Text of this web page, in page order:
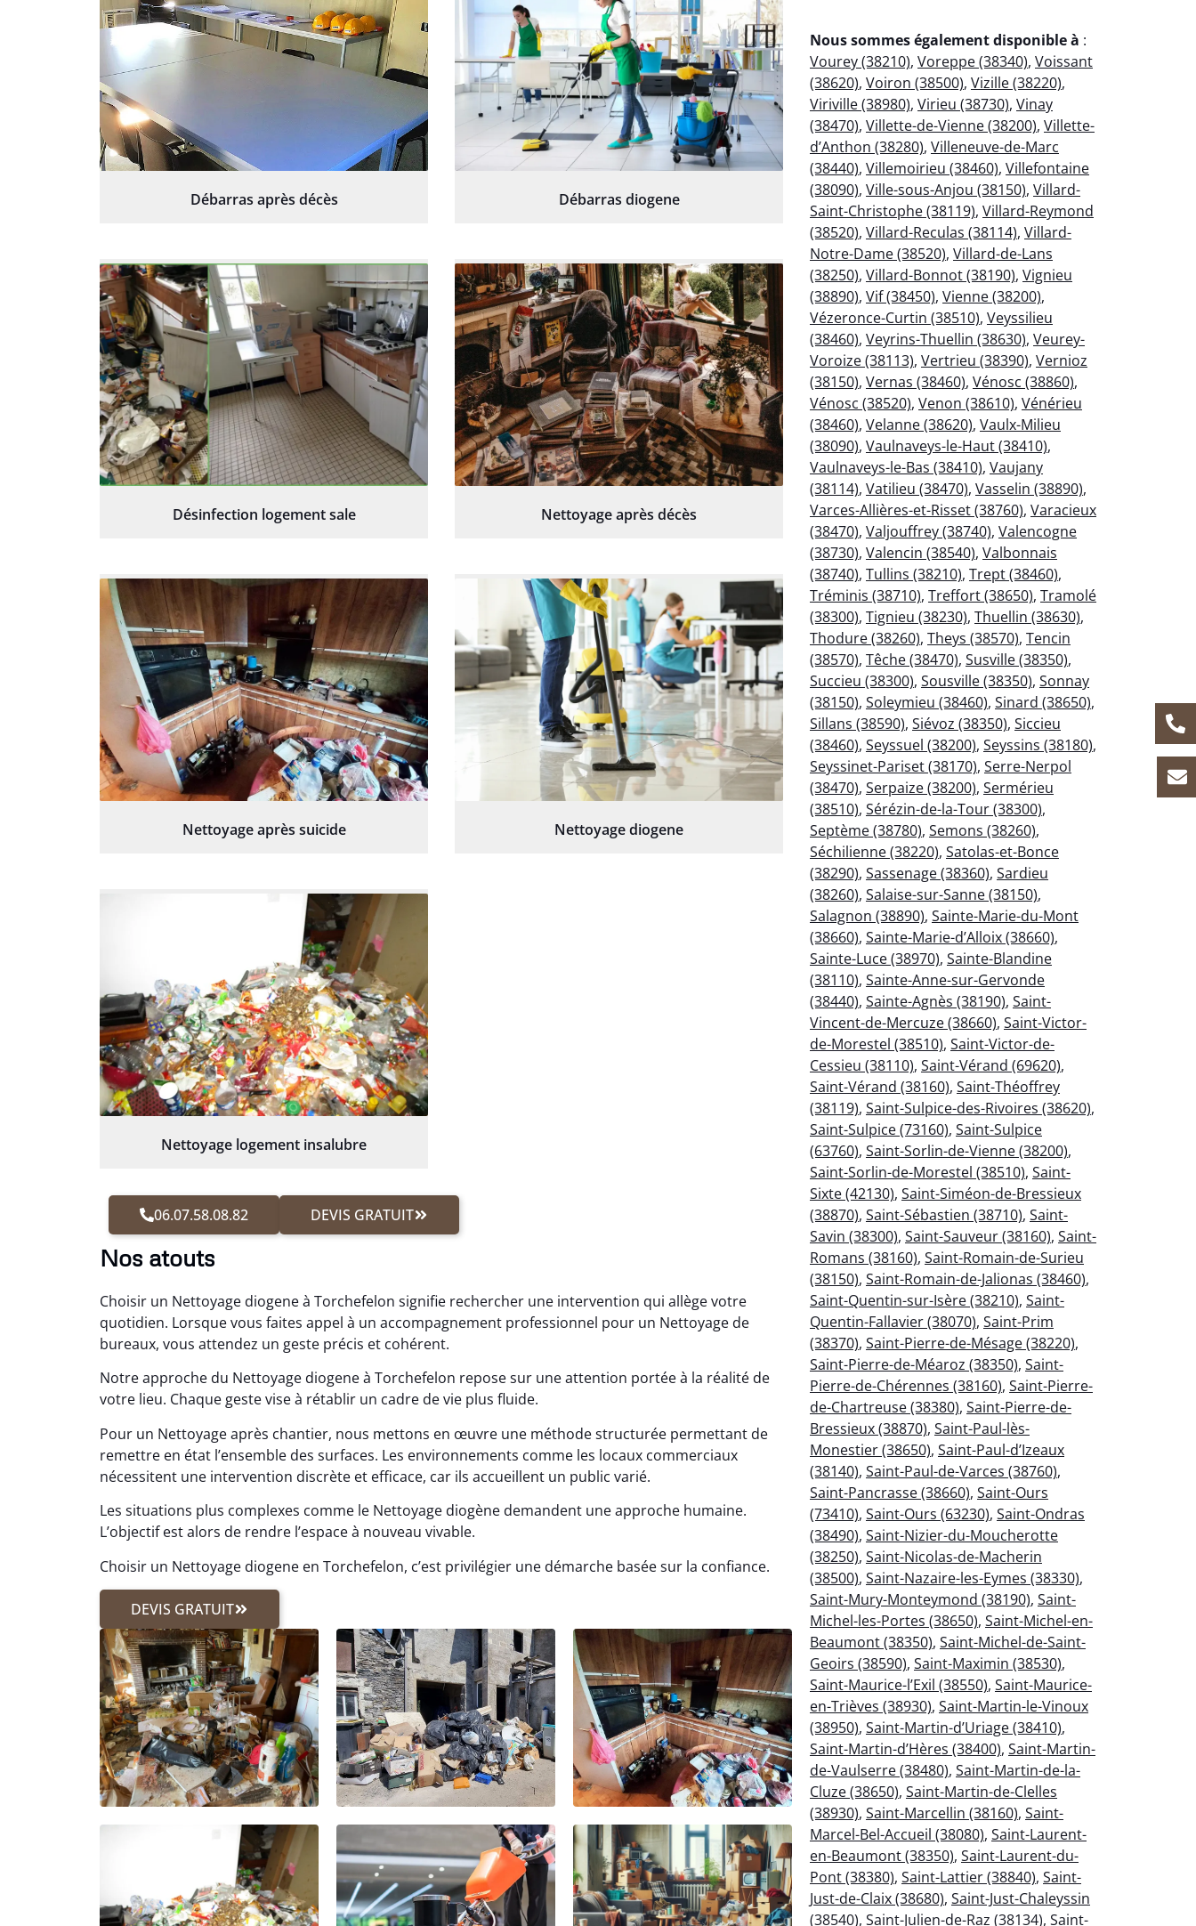
Débarras après décès Débarras diogene
Désinfection logement sale Nettoyage après décès
Nettoyage après suicide Nettoyage diogene
Nettoyage logement insalubre
06.07.58.08.82 DEVIS GRATUIT
Nos atouts
Choisir un Nettoyage diogene à Torchefelon signifie rechercher une intervention qui allège votre
quotidien. Lorsque vous faites appel à un accompagnement professionnel pour un Nettoyage de
bureaux, vous attendez un geste précis et cohérent.
Notre approche du Nettoyage diogene à Torchefelon repose sur une attention portée à la réalité de
votre lieu. Chaque geste vise à rétablir un cadre de vie plus fluide.
Pour un Nettoyage après chantier, nous mettons en œuvre une méthode structurée permettant de
remettre en état l’ensemble des surfaces. Les environnements comme les locaux commerciaux
nécessitent une intervention discrète et efficace, car ils accueillent un public varié.
Les situations plus complexes comme le Nettoyage diogène demandent une approche humaine.
L’objectif est alors de rendre l’espace à nouveau vivable.
Choisir un Nettoyage diogene en Torchefelon, c’est privilégier une démarche basée sur la confiance.
DEVIS GRATUIT
Nous sommes également disponible à :
Vourey (38210), Voreppe (38340), Voissant
(38620), Voiron (38500), Vizille (38220),
Viriville (38980), Virieu (38730), Vinay
(38470), Villette-de-Vienne (38200), Villette-
d’Anthon (38280), Villeneuve-de-Marc
(38440), Villemoirieu (38460), Villefontaine
(38090), Ville-sous-Anjou (38150), Villard-
Saint-Christophe (38119), Villard-Reymond
(38520), Villard-Reculas (38114), Villard-
Notre-Dame (38520), Villard-de-Lans
(38250), Villard-Bonnot (38190), Vignieu
(38890), Vif (38450), Vienne (38200),
Vézeronce-Curtin (38510), Veyssilieu
(38460), Veyrins-Thuellin (38630), Veurey-
Voroize (38113), Vertrieu (38390), Vernioz
(38150), Vernas (38460), Vénosc (38860),
Vénosc (38520), Venon (38610), Vénérieu
(38460), Velanne (38620), Vaulx-Milieu
(38090), Vaulnaveys-le-Haut (38410),
Vaulnaveys-le-Bas (38410), Vaujany
(38114), Vatilieu (38470), Vasselin (38890),
Varces-Allières-et-Risset (38760), Varacieux
(38470), Valjouffrey (38740), Valencogne
(38730), Valencin (38540), Valbonnais
(38740), Tullins (38210), Trept (38460),
Tréminis (38710), Treffort (38650), Tramolé
(38300), Tignieu (38230), Thuellin (38630),
Thodure (38260), Theys (38570), Tencin
(38570), Têche (38470), Susville (38350),
Succieu (38300), Sousville (38350), Sonnay
(38150), Soleymieu (38460), Sinard (38650),
Sillans (38590), Siévoz (38350), Siccieu
(38460), Seyssuel (38200), Seyssins (38180),
Seyssinet-Pariset (38170), Serre-Nerpol
(38470), Serpaize (38200), Sermérieu
(38510), Sérézin-de-la-Tour (38300),
Septème (38780), Semons (38260),
Séchilienne (38220), Satolas-et-Bonce
(38290), Sassenage (38360), Sardieu
(38260), Salaise-sur-Sanne (38150),
Salagnon (38890), Sainte-Marie-du-Mont
(38660), Sainte-Marie-d’Alloix (38660),
Sainte-Luce (38970), Sainte-Blandine
(38110), Sainte-Anne-sur-Gervonde
(38440), Sainte-Agnès (38190), Saint-
Vincent-de-Mercuze (38660), Saint-Victor-
de-Morestel (38510), Saint-Victor-de-
Cessieu (38110), Saint-Vérand (69620),
Saint-Vérand (38160), Saint-Théoffrey
(38119), Saint-Sulpice-des-Rivoires (38620),
Saint-Sulpice (73160), Saint-Sulpice
(63760), Saint-Sorlin-de-Vienne (38200),
Saint-Sorlin-de-Morestel (38510), Saint-
Sixte (42130), Saint-Siméon-de-Bressieux
(38870), Saint-Sébastien (38710), Saint-
Savin (38300), Saint-Sauveur (38160), Saint-
Romans (38160), Saint-Romain-de-Surieu
(38150), Saint-Romain-de-Jalionas (38460),
Saint-Quentin-sur-Isère (38210), Saint-
Quentin-Fallavier (38070), Saint-Prim
(38370), Saint-Pierre-de-Mésage (38220),
Saint-Pierre-de-Méaroz (38350), Saint-
Pierre-de-Chérennes (38160), Saint-Pierre-
de-Chartreuse (38380), Saint-Pierre-de-
Bressieux (38870), Saint-Paul-lès-
Monestier (38650), Saint-Paul-d’Izeaux
(38140), Saint-Paul-de-Varces (38760),
Saint-Pancrasse (38660), Saint-Ours
(73410), Saint-Ours (63230), Saint-Ondras
(38490), Saint-Nizier-du-Moucherotte
(38250), Saint-Nicolas-de-Macherin
(38500), Saint-Nazaire-les-Eymes (38330),
Saint-Mury-Monteymond (38190), Saint-
Michel-les-Portes (38650), Saint-Michel-en-
Beaumont (38350), Saint-Michel-de-Saint-
Geoirs (38590), Saint-Maximin (38530),
Saint-Maurice-l’Exil (38550), Saint-Maurice-
en-Trièves (38930), Saint-Martin-le-Vinoux
(38950), Saint-Martin-d’Uriage (38410),
Saint-Martin-d’Hères (38400), Saint-Martin-
de-Vaulserre (38480), Saint-Martin-de-la-
Cluze (38650), Saint-Martin-de-Clelles
(38930), Saint-Marcellin (38160), Saint-
Marcel-Bel-Accueil (38080), Saint-Laurent-
en-Beaumont (38350), Saint-Laurent-du-
Pont (38380), Saint-Lattier (38840), Saint-
Just-de-Claix (38680), Saint-Just-Chaleyssin
(38540), Saint-Julien-de-Raz (38134), Saint-